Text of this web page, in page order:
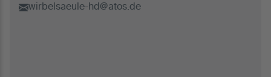
wirbelsaeule-hd@atos.de